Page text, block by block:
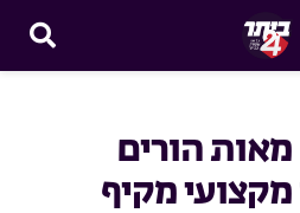
מאות הורים
מקיף